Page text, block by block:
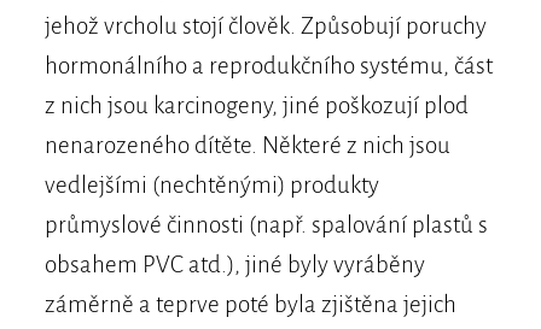
jehož vrcholu stojí člověk. Způsobují poruchy
hormonálního a reprodukčního systému, část
z nich jsou karcinogeny, jiné poškozují plod
nenarozeného dítěte. Některé z nich jsou
vedlejšími (nechtěnými) produkty
průmyslové činnosti (např. spalování plastů s
obsahem PVC atd.), jiné byly vyráběny
záměrně a teprve poté byla zjištěna jejich